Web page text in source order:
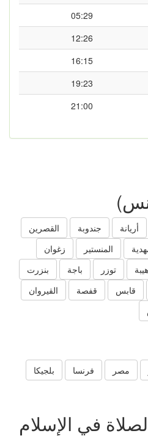
05:29
12:26
16:15
19:23
21:00
أريانة جندوبة
القصرين
المنستير
زغوان
توزر باجة
بنزرت
قابس قفصة
القيروان
مصر فرنسا
بلجيكا
في الإسلام